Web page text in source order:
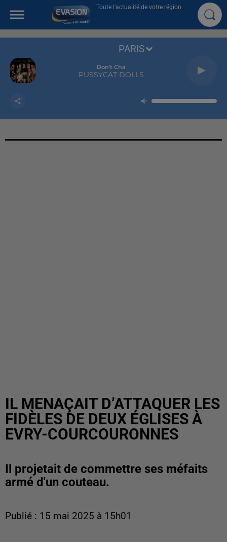
Toute l'actualité de votre région
Don't Cha
PUSSYCAT DOLLS
PARIS
IL MENAÇAIT D’ATTAQUER LES
FIDÈLES DE DEUX ÉGLISES À
EVRY-COURCOURONNES
Il projetait de commettre ses méfaits
armé d'un couteau.
Publié : 15 mai 2025 à 15h01